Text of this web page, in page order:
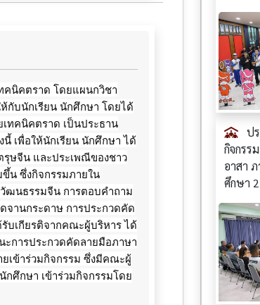
คนิคตราด โดยแผนกวิชา
กับนักเรียน นักศึกษา โดยได้
เทคนิคตราด เป็นประธาน
เพื่อให้นักเรียน นักศึกษา ได้
ษจีน และประเพณีของชาว
น ซึ่งกิจกรรมภายใน
ฒนธรรมจีน การตอบคำถาม
จานกระดาษ การประกวดคัด
บเกียรติจากคณะผู้บริหาร ได้
ะการประกวดคัดลายมือภาษา
เข้าร่วมกิจกรรม ซึ่งมีคณะผู้
ศึกษา เข้าร่วมกิจกรรมโดย
ป
กิจกรร
อาสา
ศึกษา